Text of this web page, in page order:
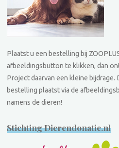
Plaatst u een bestelling bij
afbeeldingsbutton te klikken, dan
Project daarvan een kleine
bestelling plaatst via de
namens de dieren!
Stichting Dierendonatie.nl